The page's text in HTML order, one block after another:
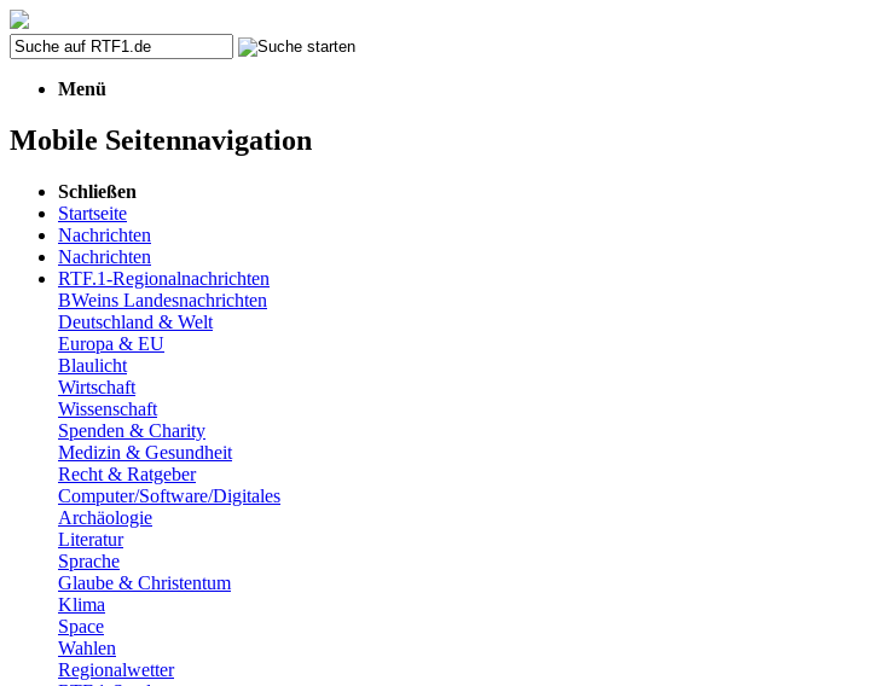
Menü
Mobile Seitennavigation
Schließen
Startseite
Nachrichten
Nachrichten
RTF.1-Regionalnachrichten
BWeins Landesnachrichten
Deutschland & Welt
Europa & EU
Blaulicht
Wirtschaft
Wissenschaft
Spenden & Charity
Medizin & Gesundheit
Recht & Ratgeber
Computer/Software/Digitales
Archäologie
Literatur
Sprache
Glaube & Christentum
Klima
Space
Wahlen
Regionalwetter